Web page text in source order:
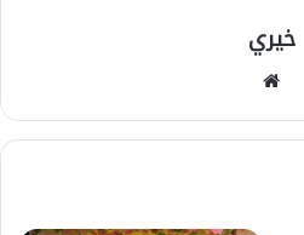
خيري